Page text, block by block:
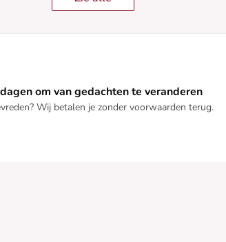
om van gedachten te veranderen
Wij betalen je zonder voorwaarden terug.